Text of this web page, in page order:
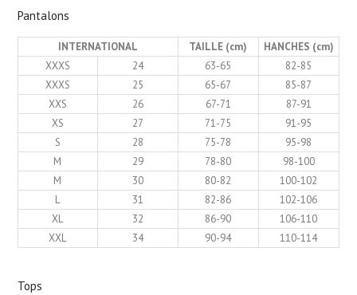
Pantalons
INTERNATIONAL TAILLE (cm)
HANCHES (cm)
XXXS
24 63-65
82-85
XXXS
25 65-67
85-87
XXS
26 67-71
87-91
XS
27 71-75
91-95
S
28 75-78
95-98
M
29 78-80
98-100
M
30 80-82
100-102
L
31 82-86
102-106
XL
32 86-90
106-110
XXL
34 90-94 110-114
Tops